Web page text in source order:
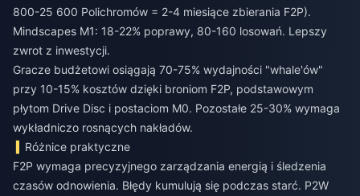
800-25 600 Polichromów = 2-4 miesiące zbierania F2P).
Mindscapes M1: 18-22% poprawy, 80-160 losowań. Lepszy
zwrot z inwestycji.
Gracze budżetowi osiągają 70-75% wydajności "whale'ów"
przy 10-15% kosztów dzięki broniom F2P, podstawowym
płytom Drive Disc i postaciom M0. Pozostałe 25-30% wymaga
wykładniczo rosnących nakładów.
Różnice praktyczne
F2P wymaga precyzyjnego zarządzania energią i śledzenia
czasów odnowienia. Błędy kumulują się podczas starć. P2W